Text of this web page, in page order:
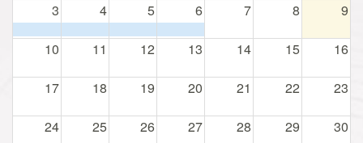
3 4 5 6 7 8 9
10 11 12 13 14 15 16
17 18 19 20 21 22 23
24 25 26 27 28 29 30